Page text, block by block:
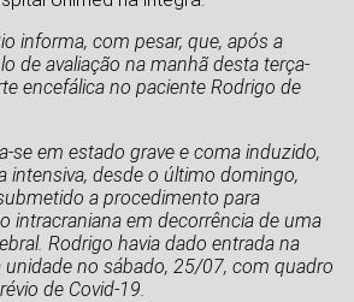
informa, com pesar, que, após a
de avaliação na manhã desta terça-
encefálica no paciente Rodrigo de
se em estado grave e coma induzido,
intensiva, desde o último domingo,
a procedimento para
intracraniana em decorrência de uma
Rodrigo havia dado entrada na
no sábado, 25/07, com quadro
de Covid-19.